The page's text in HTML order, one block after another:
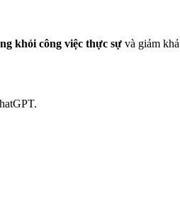
khỏi công việc thực sự và giảm